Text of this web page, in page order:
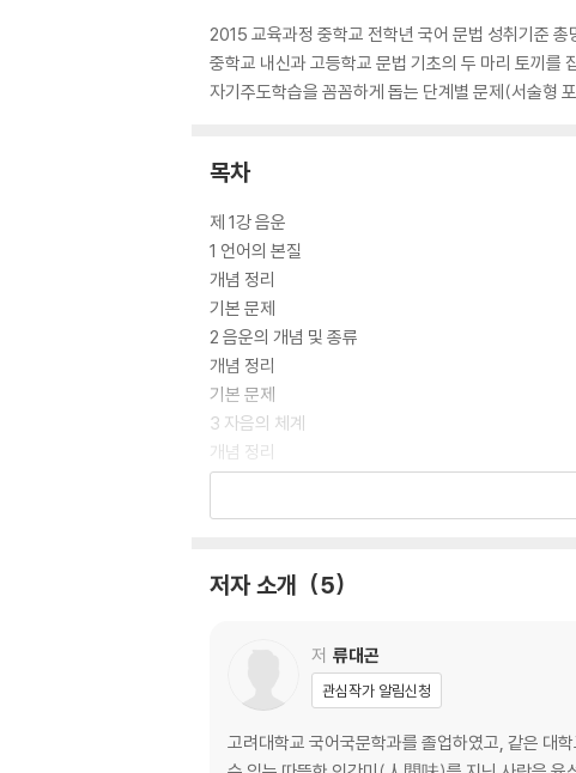
2015 교육과정 중학교 전학년 국어 문법 성취기준 총
중학교 내신과 고등학교 문법 기초의 두 마리 토끼를
자기주도학습을 꼼꼼하게 돕는 단계별 문제(서술형
목차
제 1강 음운
1 언어의 본질
개념 정리
기본 문제
2 음운의 개념 및 종류
개념 정리
기본 문제
3 자음의 체계
개념 정리
기본 문제
제2강 품사
2 용언
개념 정리
기본 문제
저자 소개 5
저 류대곤
관심작가 알림신청
고려대학교 국어국문학과를 졸업하였고, 같은 대